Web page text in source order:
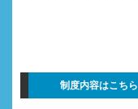
制度内容はこちら